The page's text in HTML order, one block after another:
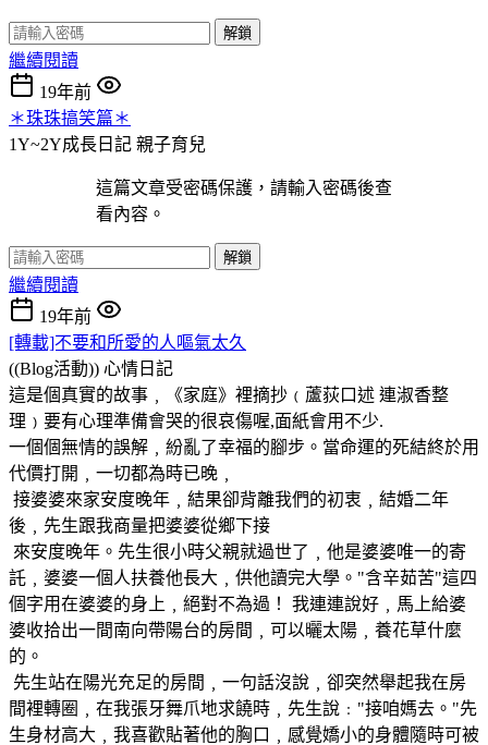
解鎖
繼續閱讀
19年前
＊珠珠搞笑篇＊
1Y~2Y成長日記 親子育兒
這篇文章受密碼保護，請輸入密碼後查
看內容。
解鎖
繼續閱讀
19年前
[轉載]不要和所愛的人嘔氣太久
((Blog活動)) 心情日記
這是個真實的故事﹐《家庭》裡摘抄﹙蘆荻口述 連淑香整
理﹚要有心理準備會哭的很哀傷喔,面紙會用不少.
一個個無情的誤解﹐紛亂了幸福的腳步。當命運的死結終於用
代價打開﹐一切都為時已晚﹐
接婆婆來家安度晚年﹐結果卻背離我們的初衷﹐結婚二年
後﹐先生跟我商量把婆婆從鄉下接
來安度晚年。先生很小時父親就過世了﹐他是婆婆唯一的寄
託﹐婆婆一個人扶養他長大﹐供他讀完大學。"含辛茹苦"這四
個字用在婆婆的身上﹐絕對不為過！ 我連連說好﹐馬上給婆
婆收拾出一間南向帶陽台的房間﹐可以曬太陽﹐養花草什麼
的。
先生站在陽光充足的房間﹐一句話沒說﹐卻突然舉起我在房
間裡轉圈﹐在我張牙舞爪地求饒時﹐先生說﹕"接咱媽去。"先
生身材高大﹐我喜歡貼著他的胸口﹐感覺嬌小的身體隨時可被